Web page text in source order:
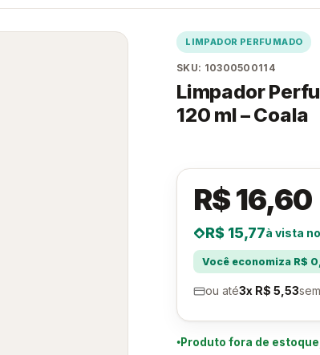
LIMPADOR PERFUMADO
SKU: 10300500114
Limpador
120 ml – Coala
R$ 16,60
R$ 15,77à vista
Você economiza R$
ou até3x R$ 5,53
Produto fora de